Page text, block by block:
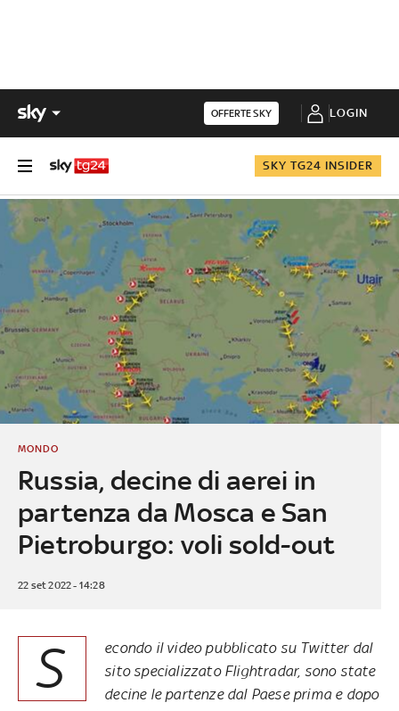
OFFERTE SKY LOGIN
SKY TG24 INSIDER
Russia, decine di aerei in
partenza da Mosca e San
Pietroburgo: voli sold-out
MONDO
22 set 2022 - 14:28
S
econdo il video pubblicato su Twitter dal
sito specializzato Flightradar, sono state
decine le partenze dal Paese prima e dopo